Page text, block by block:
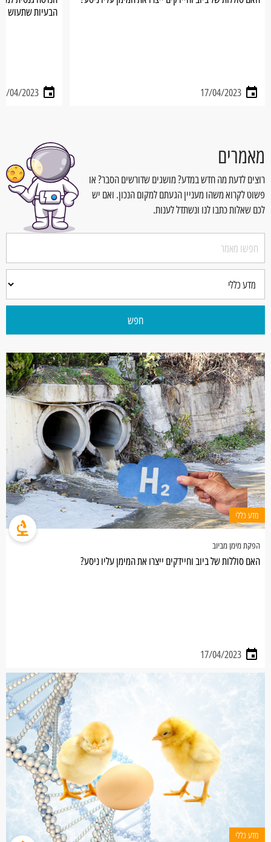
17/04/2023
הבעיות שתעוש
04/2023
מאמרים
רוצים לדעת מה חדש במדע? מושגים שדורשים הסבר? או
פשוט לקרוא משהו מעניין הגעתם למקום הנכון. ואם יש
לכם שאלות כתבו לנו ונשתדל לענות.
חפש
מדע כללי
הפקת מימן מביוב
האם סוללות של ביוב וחיידקים ייצרו את המימן עליו ניסע?
17/04/2023
מדע כללי